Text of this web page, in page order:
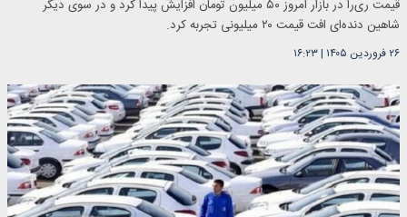
قیمت ری‌را در بازار امروز ۵۰ میلیون تومان افزایش پیدا کرد و در سوی دیگر
شاهین دنده‌ای افت قیمت ۲۰ میلیونی تجربه کرد.
۲۶ فروردین ۱۴۰۵ |۱۶:۲۳